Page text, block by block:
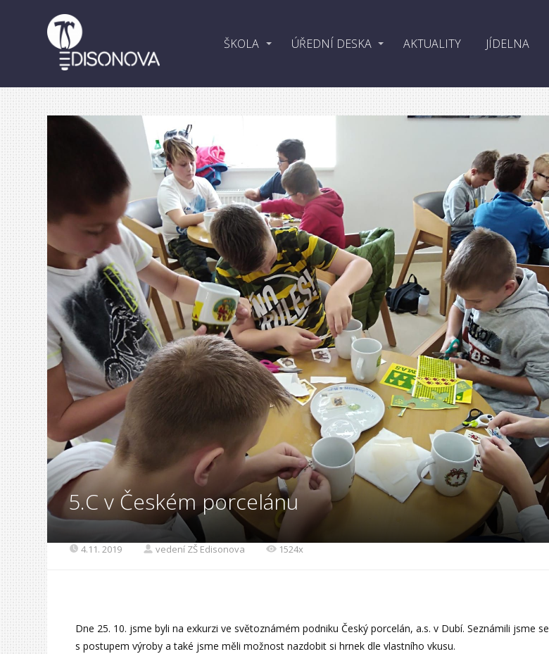
ŠKOLA ÚŘEDNÍ DESKA AKTUALITY JÍDELNA
5.C v Českém porcelánu
4.11. 2019 vedení ZŠ Edisonova 1524x
Dne 25. 10. jsme byli na exkurzi ve světoznámém podniku Český porcelán, a.s. v Dubí. Seznámili jsme se
s postupem výroby a také jsme měli možnost nazdobit si hrnek dle vlastního vkusu.